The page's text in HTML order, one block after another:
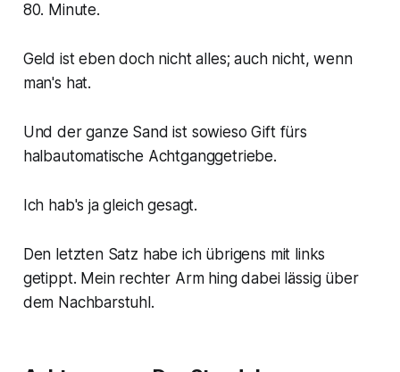
80. Minute.
Geld ist eben doch nicht alles; auch nicht, wenn
man's hat.
Und der ganze Sand ist sowieso Gift fürs
halbautomatische Achtganggetriebe.
Ich hab's ja gleich gesagt.
Den letzten Satz habe ich übrigens mit links
getippt. Mein rechter Arm hing dabei lässig über
dem Nachbarstuhl.